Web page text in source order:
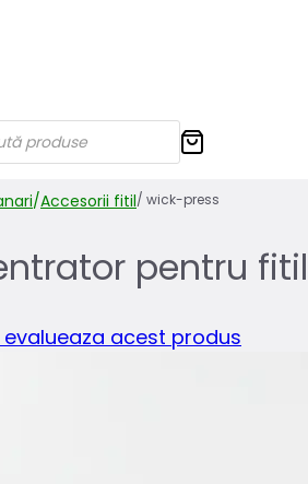
/Accesorii fitil/ wick-press
pentru fitil
evalueaza acest produs